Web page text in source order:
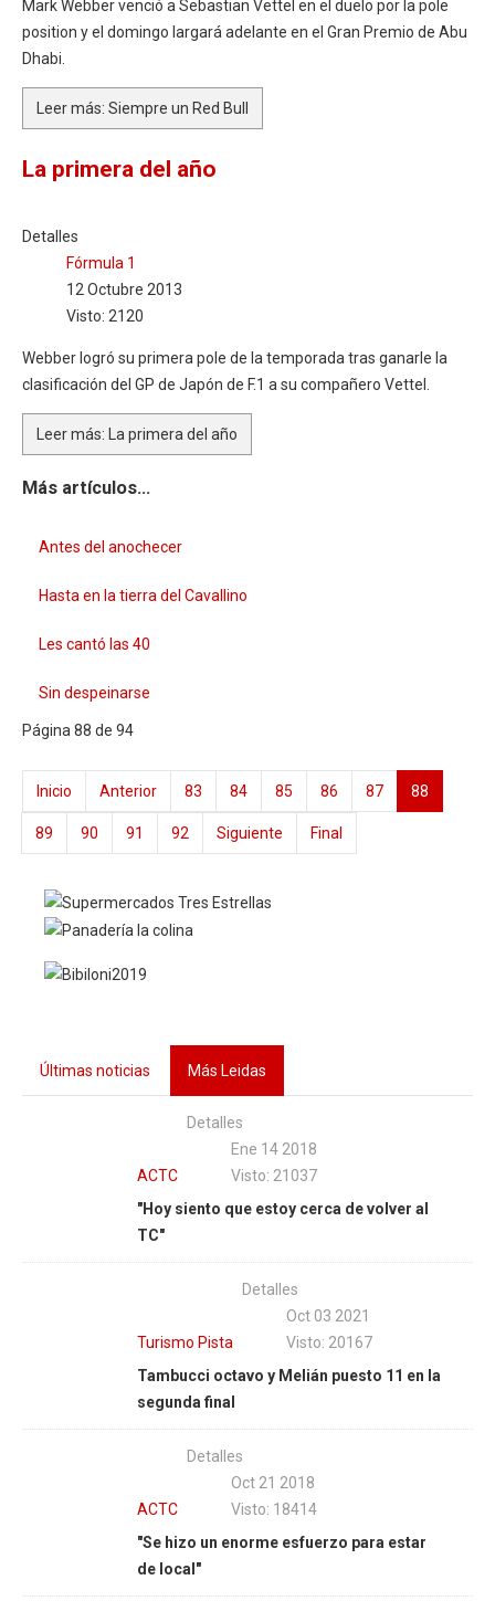
Mark Webber venció a Sebastian Vettel en el duelo por la pole
position y el domingo largará adelante en el Gran Premio de Abu
Dhabi.
Leer más: Siempre un Red Bull
La primera del año
Detalles
Fórmula 1
12 Octubre 2013
Visto: 2120
Webber logró su primera pole de la temporada tras ganarle la
clasificación del GP de Japón de F.1 a su compañero Vettel.
Leer más: La primera del año
Más artículos...
Antes del anochecer
Hasta en la tierra del Cavallino
Les cantó las 40
Sin despeinarse
Página 88 de 94
Inicio Anterior 83 84 85 86 87 88
89 90 91 92 Siguiente Final
Últimas noticias Más Leidas
ACTC
Detalles
Ene 14 2018
Visto: 21037
"Hoy siento que estoy cerca de volver al
TC"
Turismo Pista
Detalles
Oct 03 2021
Visto: 20167
Tambucci octavo y Melián puesto 11 en la
segunda final
ACTC
Detalles
Oct 21 2018
Visto: 18414
"Se hizo un enorme esfuerzo para estar
de local"